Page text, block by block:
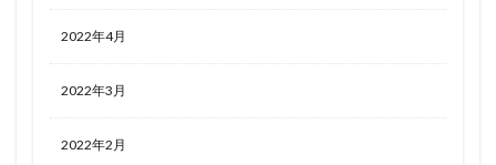
2022年4月
2022年3月
2022年2月